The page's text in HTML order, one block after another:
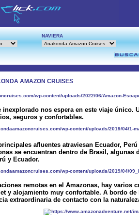
NAVIERA
AMAZON CRUISES
nos espera en este viaje único.
seguros y confortables.
afluentes atraviesan Ecuador,
se encuentran dentro de Brasil,
y Ecuador.
remotas en el Amazonas, hay varios
y alojamiento muy confortable. A bordo
extraordinaria de contacto con la